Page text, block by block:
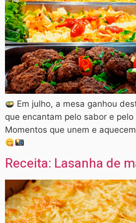
Em julho, a mesa ganhou
que encantam pelo sabor e
Momentos que unem e
Receita: Lasanha de